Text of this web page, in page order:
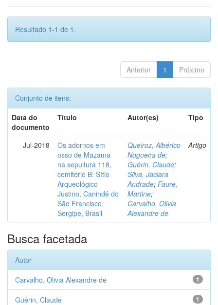
Resultado 1-1 de 1.
Anterior 1 Próximo
Conjunto de itens:
Data do
documento
Título Autor(es) Tipo
Jul-2018
Os adornos em
osso de Mazama
na sepultura 118,
cemitério B: Sítio
Arqueológico
Justino, Canindé do
São Francisco,
Sergipe, Brasil
Queiroz, Albérico
Nogueira de;
Guérin, Claude;
Silva, Jaciara
Andrade; Faure,
Martine;
Carvalho, Olivia
Alexandre de
Artigo
Busca facetada
Autor
1
Carvalho, Olivia Alexandre de
1
Guérin, Claude